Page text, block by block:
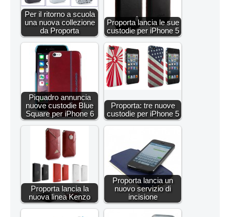
Per il ritorno a scuola
una nuova collezione
da Proporta
Proporta lancia le sue
custodie per iPhone 5
Piquadro annuncia
nuove custodie Blue
Square per iPhone 6
Proporta: tre nuove
custodie per iPhone 5
Proporta lancia la
nuova linea Kenzo
Proporta lancia un
nuovo servizio di
incisione